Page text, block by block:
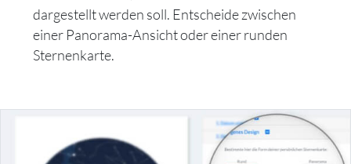
dargestellt werden soll. Entscheide zwischen
einer Panorama-Ansicht oder einer runden
Sternenkarte.